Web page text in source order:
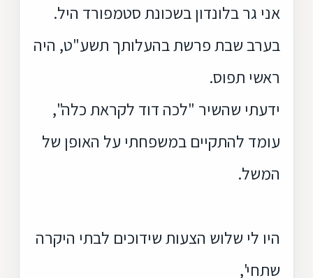
אני גר בלונדון בשכונת סטמפורד היל.
בערב שבת פרשת בהעלותך תשע"ט, היה
ראשי תפוס.
ידעתי שהשיר "לכה דוד לקראת כלה",
עומד להתקיים במשפחתי על האופן של
המשל.
היו לי שלוש הצעות שידוכים לבתי היקרה
שתחי',